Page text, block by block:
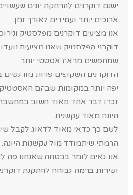
ישנם דוקרנים להרחקת יונים
ארוכים יותר ועמידים לאורך זמן.
אנו מציעים דוקרנים מפלסטיק
דוקרני הפלסטיק שאנו מציעים
שמחפשים מראה אסטטי יותר.
הדוקרנים השקופים פחות מורגשים
יפה יותר במקומות שבהם
זכרו דבר אחד מאוד חשוב במחשבה
היונה מאוד עקשנית.
לשם כך כדאי מאוד לדאוג לקבל
הרמתי שיתמודד מול עקשנות היונה.
אנו גאים לומר בבטחה שאנחנו פה
ושירות ברמה גבוהה להתקנת